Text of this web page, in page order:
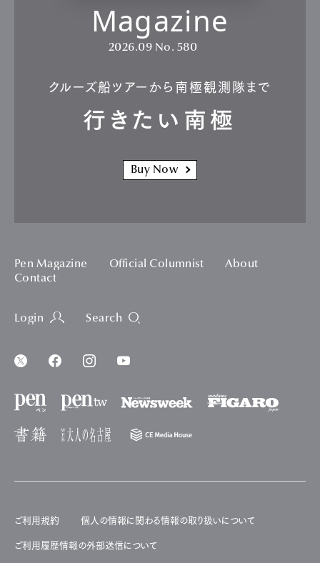
Magazine
2026.09 No. 580
クルーズ船ツアーから南極観測隊まで
行きたい南極
Buy Now
Pen Magazine Official Columnist
About
Contact
Login Search
ご利用規約 個人の情報に関わる情報の取り扱いについて
ご利用履歴情報の外部送信について